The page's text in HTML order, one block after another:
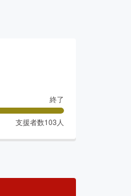
終了
支援者数103 人